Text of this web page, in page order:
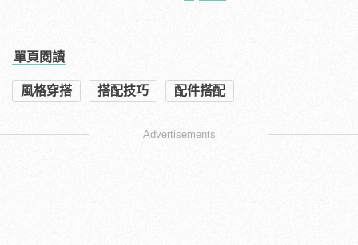
單頁閱讀
風格穿搭 搭配技巧 配件搭配
Advertisements